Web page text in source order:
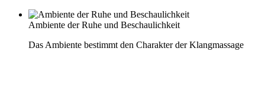
Ambiente der Ruhe und Beschaulichkeit
Das Ambiente bestimmt den Charakter der Klangmassage